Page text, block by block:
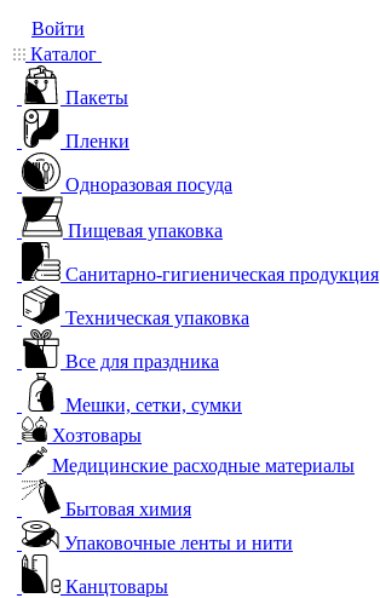
Войти
Каталог
Пакеты
Пленки
Одноразовая посуда
Пищевая упаковка
Санитарно-гигиеническая продукция
Техническая упаковка
Все для праздника
Мешки, сетки, сумки
Хозтовары
Медицинские расходные материалы
Бытовая химия
Упаковочные ленты и нити
Канцтовары